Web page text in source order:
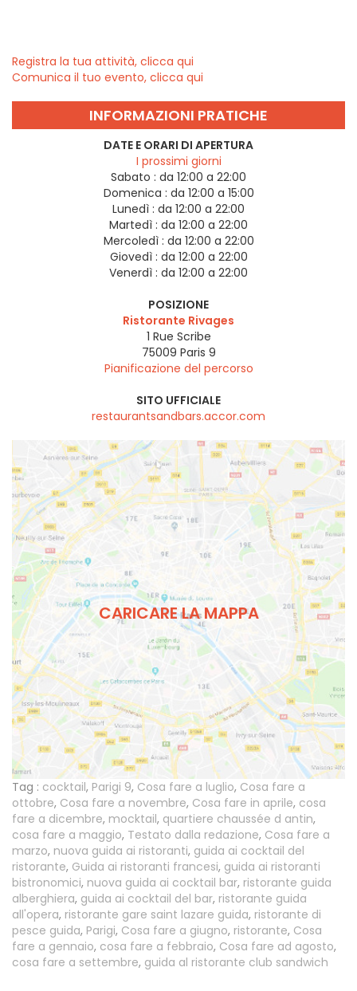
Registra la tua attività, clicca qui
Comunica il tuo evento, clicca qui
INFORMAZIONI PRATICHE
DATE E ORARI DI APERTURA
I prossimi giorni
Sabato : da 12:00 a 22:00
Domenica : da 12:00 a 15:00
Lunedì : da 12:00 a 22:00
Martedì : da 12:00 a 22:00
Mercoledì : da 12:00 a 22:00
Giovedì : da 12:00 a 22:00
Venerdì : da 12:00 a 22:00
POSIZIONE
Ristorante Rivages
1 Rue Scribe
75009 Paris 9
Pianificazione del percorso
SITO UFFICIALE
restaurantsandbars.accor.com
CARICARE LA MAPPA
Tag : cocktail, Parigi 9, Cosa fare a luglio, Cosa fare a
ottobre, Cosa fare a novembre, Cosa fare in aprile, cosa
fare a dicembre, mocktail, quartiere chaussée d antin,
cosa fare a maggio, Testato dalla redazione, Cosa fare a
marzo, nuova guida ai ristoranti, guida ai cocktail del
ristorante, Guida ai ristoranti francesi, guida ai ristoranti
bistronomici, nuova guida ai cocktail bar, ristorante guida
alberghiera, guida ai cocktail del bar, ristorante guida
all'opera, ristorante gare saint lazare guida, ristorante di
pesce guida, Parigi, Cosa fare a giugno, ristorante, Cosa
fare a gennaio, cosa fare a febbraio, Cosa fare ad agosto,
cosa fare a settembre, guida al ristorante club sandwich